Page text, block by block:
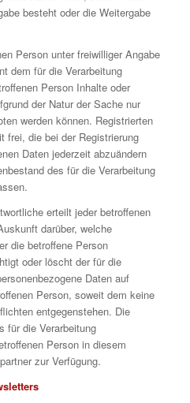
besteht oder die Weitergabe
Person unter freiwilliger Angabe
dem für die Verarbeitung
Person Inhalte oder
der Natur der Sache nur
werden können. Registrierten
frei, die bei der Registrierung
Daten jederzeit abzuändern
des für die Verarbeitung
erteilt jeder betroffenen
darüber, welche
die betroffene Person
oder löscht der für die
Daten auf
Person, soweit dem keine
entgegenstehen. Die
für die Verarbeitung
Person in diesem
zur Verfügung.